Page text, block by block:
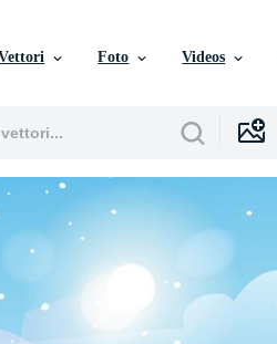
Foto Videos